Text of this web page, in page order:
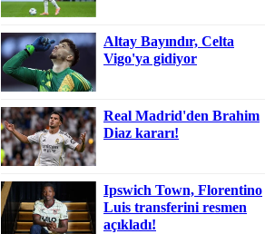
Altay Bayındır, Celta
Vigo'ya gidiyor
Real Madrid'den Brahim
Diaz kararı!
Ipswich Town, Florentino
Luis transferini resmen
açıkladı!